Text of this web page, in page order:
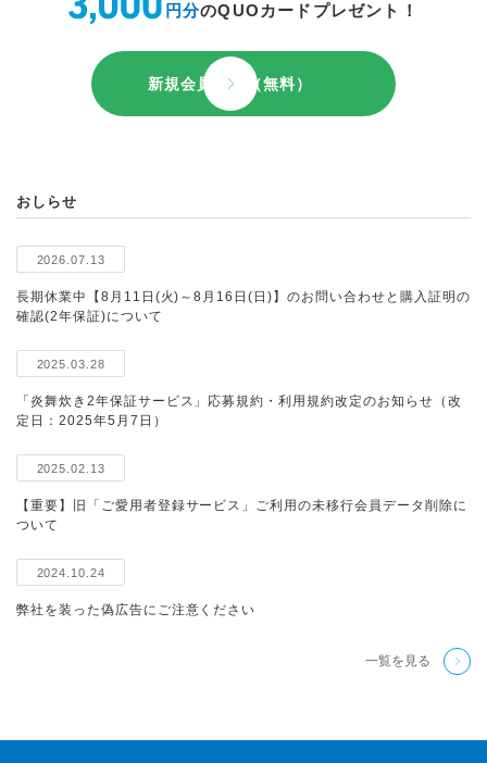
円分のQUOカードプレゼント！
新規会員登録（無料）
おしらせ
2026.07.13
長期休業中【8月11日(火)～8月16日(日)】のお問い合わせと購入証明の
確認(2年保証)について
2025.03.28
「炎舞炊き2年保証サービス」応募規約・利用規約改定のお知らせ（改
定日：2025年5月7日）
2025.02.13
【重要】旧「ご愛用者登録サービス」ご利用の未移行会員データ削除に
ついて
2024.10.24
弊社を装った偽広告にご注意ください
一覧を見る